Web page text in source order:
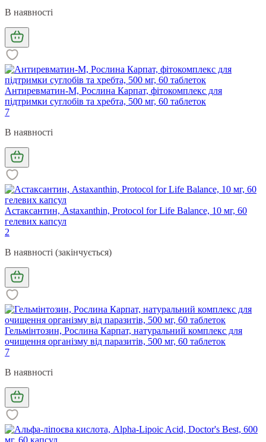
В наявності
Антиревматин-M, Рослина Карпат, фітокомплекс для
підтримки суглобів та хребта, 500 мг, 60 таблеток
7
В наявності
Астаксантин, Astaxanthin, Protocol for Life Balance, 10 мг, 60
гелевих капсул
2
В наявності (закінчується)
Гельмінтозин, Рослина Карпат, натуральний комплекс для
очищення організму від паразитів, 500 мг, 60 таблеток
7
В наявності